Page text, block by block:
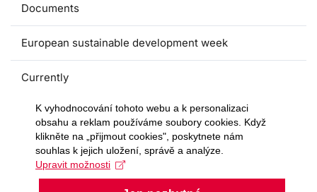
Documents
European sustainable development week
Currently
K vyhodnocování tohoto webu a k personalizaci
obsahu a reklam používáme soubory cookies. Když
klikněte na „přijmout cookies", poskytnete nám
souhlas k jejich uložení, správě a analýze.
Upravit možnosti